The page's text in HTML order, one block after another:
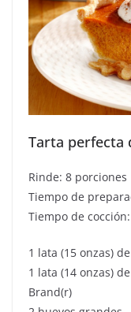
Tarta perfecta
Rinde: 8 porciones
Tiempo de
Tiempo de
1 lata (15 onzas)
1 lata (14 onzas)
Brand(r)